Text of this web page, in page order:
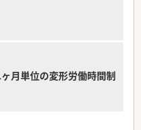
月単位の変形労働時間制